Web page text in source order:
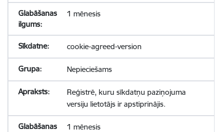
1 mēnesis
cookie-agreed-version
Nepieciešams
Reģistrē, kuru sīkdatņu paziņojuma
versiju lietotājs ir apstiprinājis.
1 mēnesis